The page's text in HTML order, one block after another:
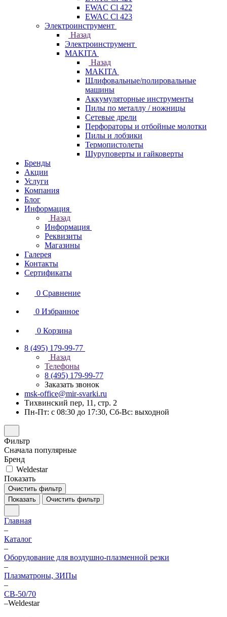
EWAC Cl 422
EWAC Cl 423
Электроинструмент
Назад
Электроинструмент
МAKITA
Назад
МAKITA
Шлифовальные/полировальные
машины
Аккумуляторные инструменты
Пилы по металлу / ножницы
Сетевые дрели
Перфораторы и отбойные молотки
Пилы и лобзики
Термопистолеты
Шуруповерты и гайковерты
Бренды
Акции
Услуги
Компания
Блог
Информация
Назад
Информация
Реквизиты
Магазины
Галерея
Контакты
Сертификаты
0 Сравнение
0 Избранное
0 Корзина
8 (495) 179-99-77
Назад
Телефоны
8 (495) 179-99-77
Заказать звонок
msk-office@mir-svarki.ru
Тихвинский пер, 11, стр. 2
Пн-Пт: с 08:30 до 17:30, Сб-Вс: выходной
Фильтр
Сначала популярные
Бренд
Weldestar
Показать
Очистить фильтр
Показать
Очистить фильтр
Главная
–
Каталог
–
Оборудование для воздушно-плазменной резки
–
Плазматроны, ЗИПы
–
СВ-50/70
–Weldestar